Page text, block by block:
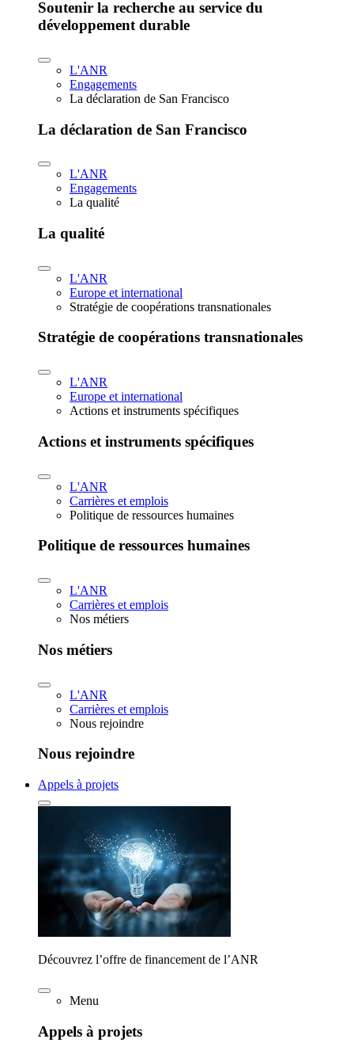
Soutenir la recherche au service du
développement durable
L'ANR
Engagements
La déclaration de San Francisco
La déclaration de San Francisco
L'ANR
Engagements
La qualité
La qualité
L'ANR
Europe et international
Stratégie de coopérations transnationales
Stratégie de coopérations transnationales
L'ANR
Europe et international
Actions et instruments spécifiques
Actions et instruments spécifiques
L'ANR
Carrières et emplois
Politique de ressources humaines
Politique de ressources humaines
L'ANR
Carrières et emplois
Nos métiers
Nos métiers
L'ANR
Carrières et emplois
Nous rejoindre
Nous rejoindre
Appels à projets
Découvrez l’offre de financement de l’ANR
Menu
Appels à projets